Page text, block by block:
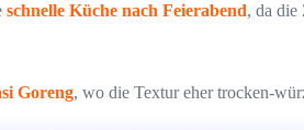
schnelle Küche nach Feierabend, da die
Goreng, wo die Textur eher trocken-